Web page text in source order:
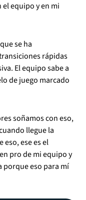
equipo y en mi
se ha
rápidas
El equipo sabe a
de juego marcado
soñamos con eso,
llegue la
eso, ese es el
pro de mi equipo y
porque eso para mí